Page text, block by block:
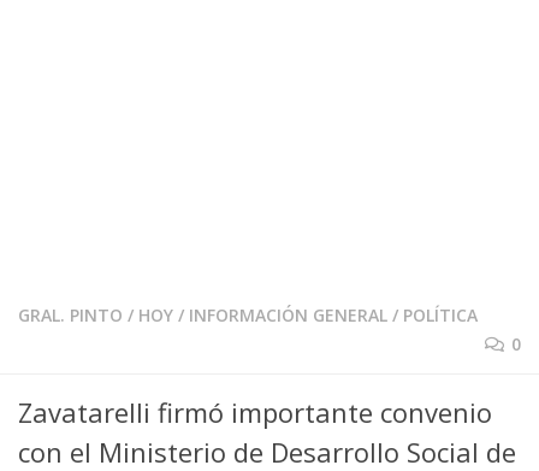
GRAL. PINTO / HOY / INFORMACIÓN GENERAL / POLÍTICA
0
Zavatarelli firmó importante convenio
con el Ministerio de Desarrollo Social de